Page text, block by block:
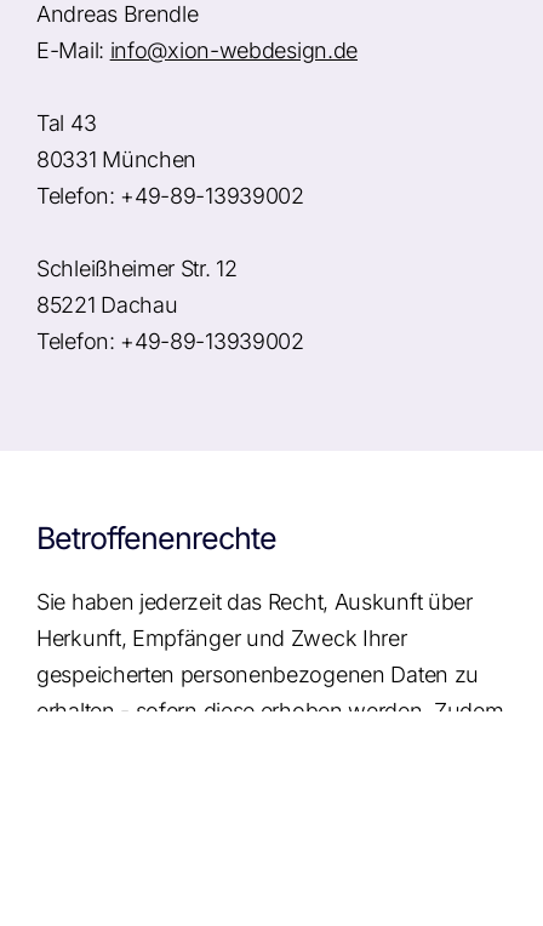
Andreas Brendle
E-Mail: info@xion-webdesign.de
Tal 43
80331 München
Telefon: +49-89-13939002
Schleißheimer Str. 12
85221 Dachau
Telefon: +49-89-13939002
Betroffenenrechte
Sie haben jederzeit das Recht, Auskunft über
Herkunft, Empfänger und Zweck Ihrer
gespeicherten personenbezogenen Daten zu
erhalten - sofern diese erhoben werden. Zudem